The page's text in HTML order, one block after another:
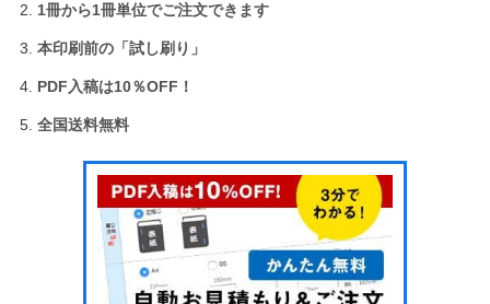
1冊から1冊単位でご注文できます
本印刷前の「試し刷り」
PDF入稿は10％OFF！
全国送料無料